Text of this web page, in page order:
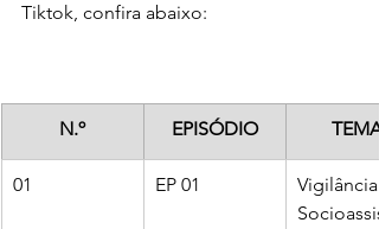
Tiktok, confira abaixo:
N.º EPISÓDIO TEMA
01 EP 01
Vigilância